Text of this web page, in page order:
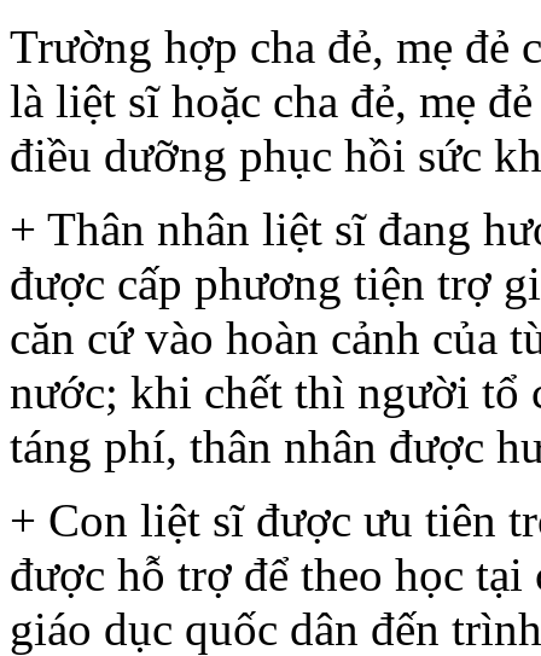
Trường hợp cha đẻ, mẹ đẻ
là liệt sĩ hoặc cha đẻ, mẹ
điều dưỡng phục hồi sức
+ Thân nhân liệt sĩ đang
được cấp phương tiện trợ
căn cứ vào hoàn cảnh của
nước; khi chết thì người tổ
táng phí, thân nhân được
+ Con liệt sĩ được ưu tiên
được hỗ trợ để theo học
giáo dục quốc dân đến